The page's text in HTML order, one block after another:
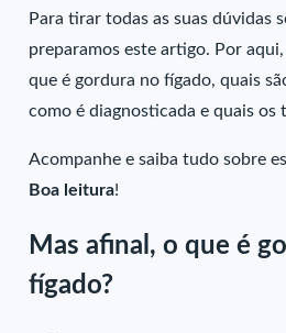
Para tirar todas as suas dúvidas
preparamos este artigo. Por
que é gordura no fígado, quais
como é diagnosticada e quais os
Acompanhe e saiba tudo sobre
Boa leitura!
Mas afinal, o que é
fígado?